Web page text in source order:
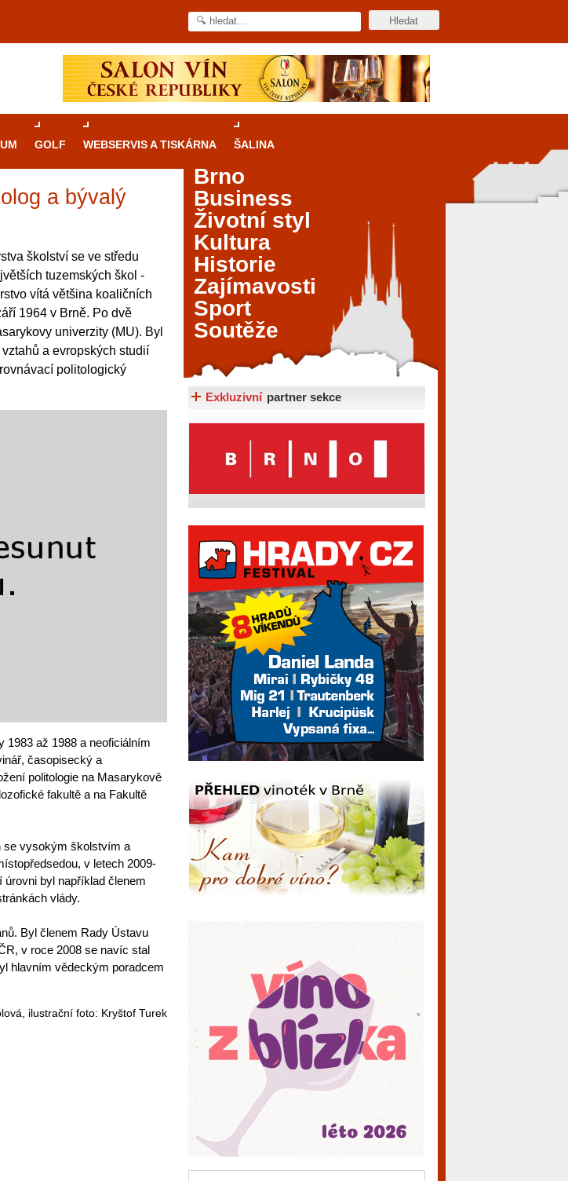
GOLF WEBSERVIS A TISKÁRNA ŠALINA
a bývalý
školství se ve středu
tuzemských škol -
vítá většina koaličních
1964 v Brně. Po dvě
univerzity (MU). Byl
a evropských studií
politologický
1983 až 1988 a neoficiálním
časopisecký a
politologie na Masarykově
fakultě a na Fakultě
se vysokým školstvím a
v letech 2009-
úrovni byl například členem
vlády.
Byl členem Rady Ústavu
v roce 2008 se navíc stal
hlavním vědeckým poradcem
ilustrační foto: Kryštof Turek
hrami v Brně: Od
pro zajímavé památky, skvělé
univerzity. Mimo jiné je ale také
legálně a bezpečně vyzkoušet
V neustále kvetoucí moravské
širokou nabídku her od klasické
automaty jak pro pravidelné
Celý článek...
Brno
Business
Životní styl
Kultura
Historie
Zajímavosti
Sport
Soutěže
Exkluzivní partner sekce